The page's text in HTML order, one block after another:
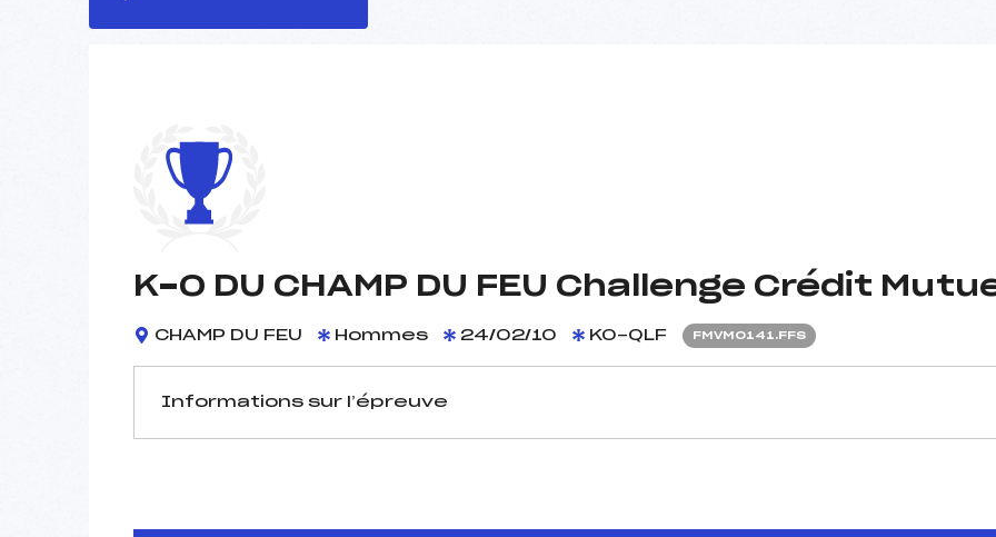
K-O DU CHAMP DU FEU Challenge Crédit
CHAMP DU FEU Hommes 24/02/10 KO-QLF FMVM0141.FFS
Informations sur l’épreuve
D.T Adjoint :
CHARBONNIER PIERRE (MV)
Distance :